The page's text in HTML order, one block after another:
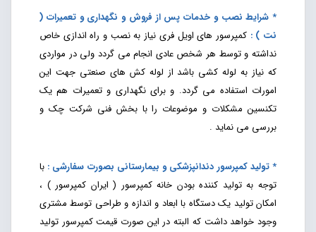
* شرایط نصب و خدمات پس از فروش و نگهداری و تعمیرات (
نت ) : کمپرسور های اویل فری نیاز به نصب و راه اندازی خاص
نداشته و توسط هر شخص عادی انجام می گردد ولی در مواردی
که نیاز به لوله کشی باشد از لوله کش های صنعتی جهت این
امورات استفاده می گردد. و برای نگهداری و تعمیرات هم یک
تکنسین مشکلات و موضوعات را با بخش فنی شرکت چک و
بررسی می نماید .
* تولید کمپرسور دندانپزشکی و بیمارستانی بصورت سفارشی : با
توجه به تولید کننده بودن خانه کمپرسور ( ایران کمپرسور ) ،
امکان تولید یک دستگاه با ابعاد و اندازه و طراحی توسط مشتری
وجود خواهد داشت که البته در این صورت قیمت کمپرسور تولید